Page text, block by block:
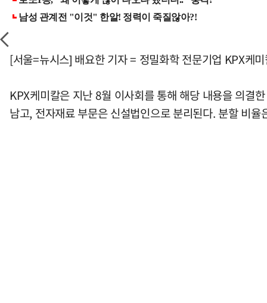
[서울=뉴시스] 배요한 기자 = 정밀화학 전문기업 KPX케
KPX케미칼은 지난 8월 이사회를 통해 해당 내용을 의결
남고, 전자재료 부문은 신설법인으로 분리된다. 분할 비